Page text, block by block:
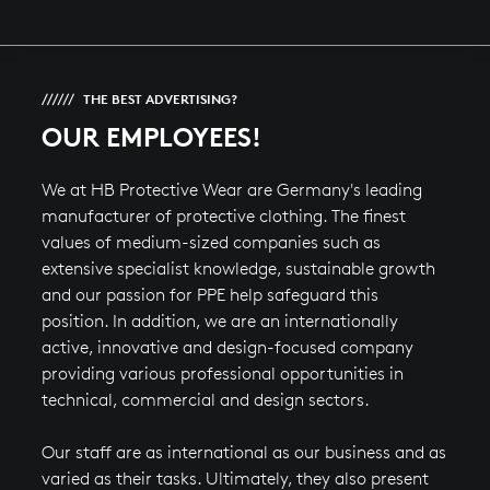
THE BEST ADVERTISING?
OUR EMPLOYEES!
We at HB Protective Wear are Germany's leading
manufacturer of protective clothing. The finest
values of medium-sized companies such as
extensive specialist knowledge, sustainable growth
and our passion for PPE help safeguard this
position. In addition, we are an internationally
active, innovative and design-focused company
providing various professional opportunities in
technical, commercial and design sectors.
Our staff are as international as our business and as
varied as their tasks. Ultimately, they also present